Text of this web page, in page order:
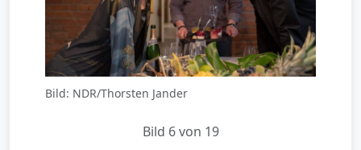
Bild: NDR/Thorsten Jander
Bild 6 von 19